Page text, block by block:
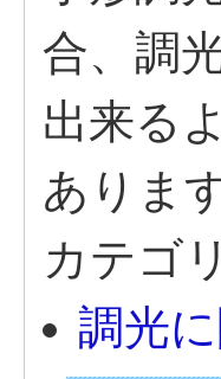
合、調
出来る
ありま
カテゴ
調光